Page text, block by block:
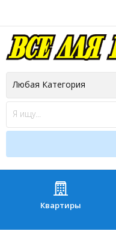
Квартиры